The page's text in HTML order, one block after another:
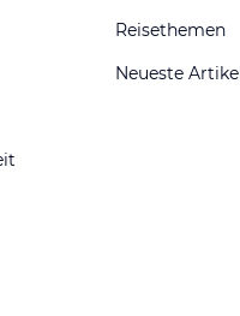
Reisethemen
Neueste Artikel